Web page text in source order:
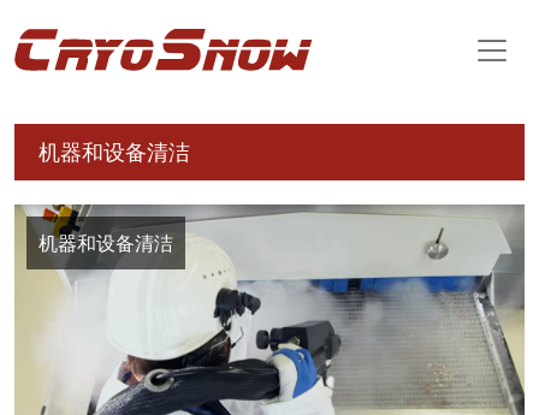
机器和设备清洁
机器和设备清洁